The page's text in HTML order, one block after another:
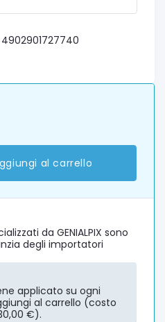
4902901727740
al carrello
da GENIALPIX sono
degli importatori
applicato su ogni
al carrello (costo
€).